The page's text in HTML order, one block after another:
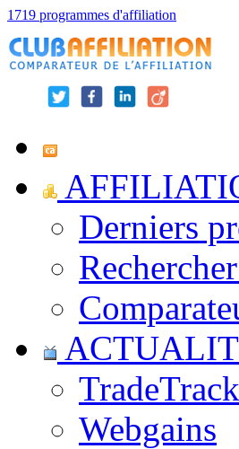
1719 programmes d'affiliation
Derniers
Webgains